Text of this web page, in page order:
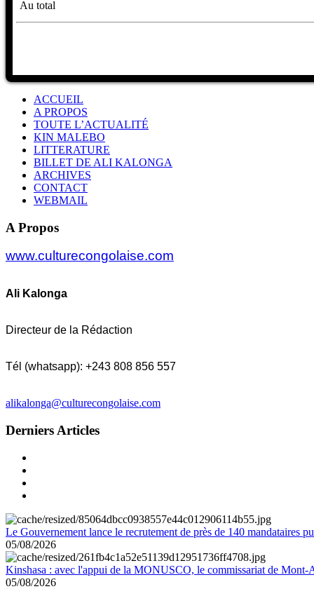
Au total
ACCUEIL
A PROPOS
TOUTE L’ACTUALITÉ
KIN MALEBO
LITTERATURE
BILLET DE ALI KALONGA
ARCHIVES
CONTACT
WEBMAIL
A Propos
www.culturecongolaise.com
Ali Kalonga
Directeur de la Rédaction
Tél (whatsapp): +243 808 856 557
alikalonga@culturecongolaise.com
Derniers Articles
Le Gouvernement lance le recrutement de près de 140 mandataires
05/08/2026
Kinshasa : avec l'appui de la MONUSCO, le commissariat de Mont-
05/08/2026